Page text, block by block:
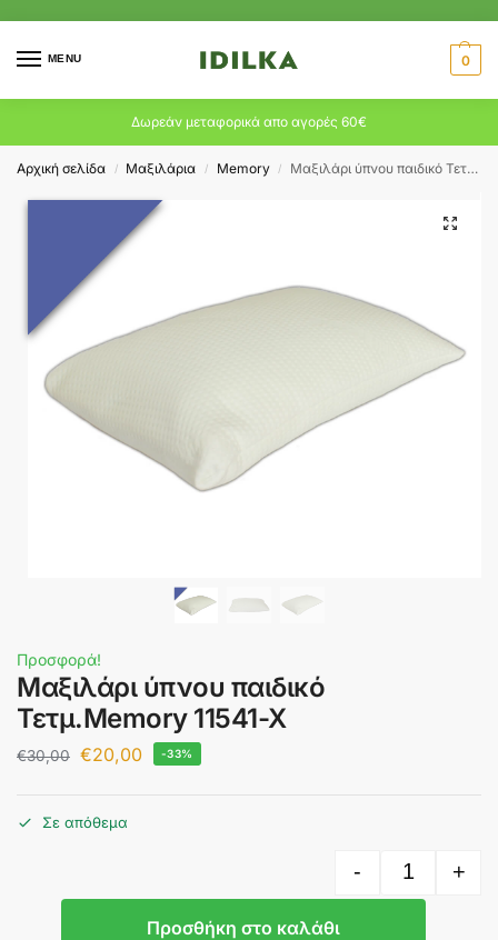
MENU 0
Δωρεάν μεταφορικά απο αγορές 60€
Αρχική σελίδα / Μαξιλάρια / Memory / Μαξιλάρι ύπνου παιδικό Τετμ.Memory 11541-X
Προσφορά!
Μαξιλάρι ύπνου παιδικό
Τετμ.Memory 11541-X
€30,00 €20,00 -33%
Σε απόθεμα
- +
Προσθήκη στο καλάθι